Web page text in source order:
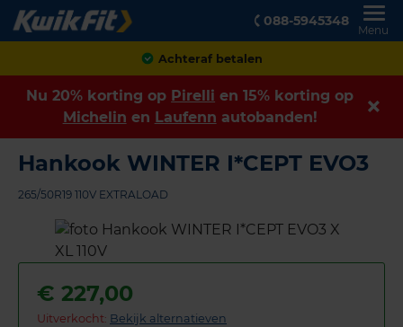
088-5945348
Menu
Achteraf betalen
Nu 20% korting op Pirelli en 15% korting op
Michelin en Laufenn autobanden!
Hankook WINTER I*CEPT EVO3
265/50R19 110V EXTRALOAD
€ 227,00
Uitverkocht: Bekijk alternatieven